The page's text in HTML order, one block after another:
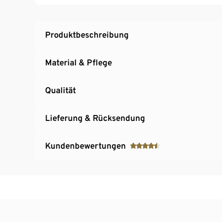
Produktbeschreibung
Material & Pflege
Qualität
Lieferung & Rücksendung
Kundenbewertungen